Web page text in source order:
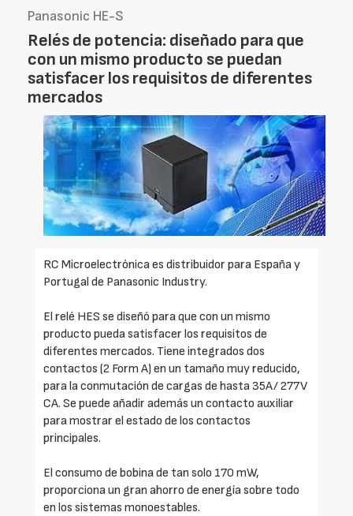
Panasonic HE-S
Relés de potencia: diseñado para que
con un mismo producto se puedan
satisfacer los requisitos de diferentes
mercados
RC Microelectrónica es distribuidor para España y
Portugal de Panasonic Industry.
El relé HES se diseñó para que con un mismo
producto pueda satisfacer los requisitos de
diferentes mercados. Tiene integrados dos
contactos (2 Form A) en un tamaño muy reducido,
para la conmutación de cargas de hasta 35A/ 277V
CA. Se puede añadir además un contacto auxiliar
para mostrar el estado de los contactos
principales.
El consumo de bobina de tan solo 170 mW,
proporciona un gran ahorro de energía sobre todo
en los sistemas monoestables.